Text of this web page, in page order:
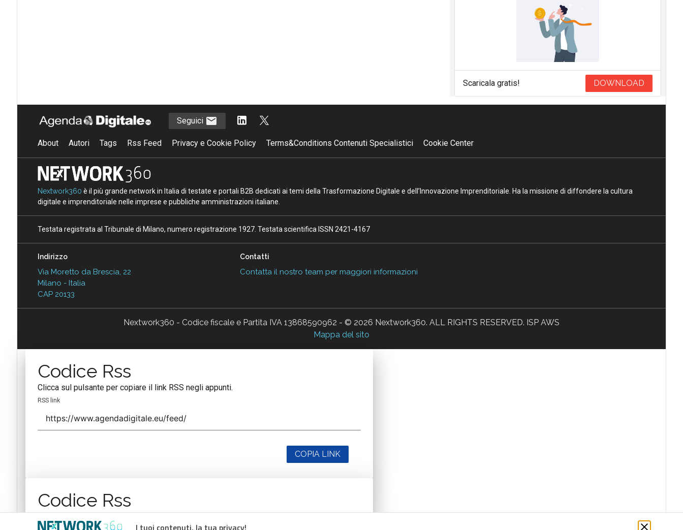
Scaricala gratis! DOWNLOAD
I tuoi contenuti, la tua privacy!
Seguici
About Autori Tags Rss Feed Privacy e Cookie Policy Terms&Conditions Contenuti Specialistici Cookie Center
Nextwork360 è il più grande network in Italia di testate e portali B2B dedicati ai temi della Trasformazione Digitale e dell’Innovazione Imprenditoriale. Ha la missione di diffondere la cultura
digitale e imprenditoriale nelle imprese e pubbliche amministrazioni italiane.
Testata registrata al Tribunale di Milano, numero registrazione 1927. Testata scientifica ISSN 2421-4167
Indirizzo
Via Moretto da Brescia, 22
Milano - Italia
CAP 20133
Contatti
Contatta il nostro team per maggiori informazioni
Nextwork360 - Codice fiscale e Partita IVA 13868590962 - © 2026 Nextwork360. ALL RIGHTS RESERVED. ISP AWS
Mappa del sito
Codice Rss
Clicca sul pulsante per copiare il link RSS negli appunti.
RSS link
COPIA LINK
Codice Rss